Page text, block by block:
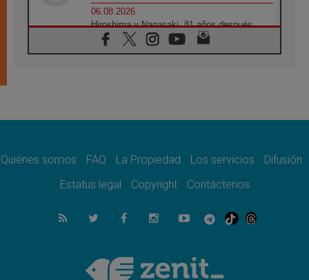
06.08.2026
Hiroshima y Nagasaki, 81 años después.
Comienzan "Diez Días Oración por la Paz"
06.08.2026
derriba los muros que separan
La Iglesia en Ceuta: caridad y esperanza
06.08.2026
La visita del Papa a Perú será un tiempo de
Cardenal Rossi: "La llegada del Papa León a
Argentina es un homenaje a Francisco"
Quiénes somos FAQ La Propiedad Los servicios
Difusión
Estatus legal
Copyright Contáctenos